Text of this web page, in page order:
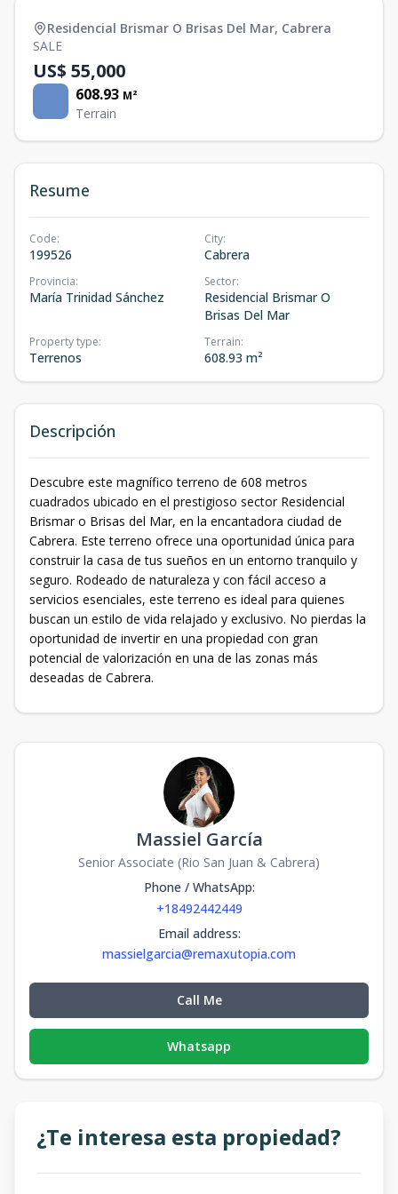
Residencial Brismar O Brisas Del Mar, Cabrera
SALE
US$ 55,000
608.93 M²
Terrain
Resume
Code:
199526
City:
Cabrera
Provincia:
María Trinidad Sánchez
Sector:
Residencial Brismar O
Brisas Del Mar
Property type:
Terrenos
Terrain:
608.93 m²
Descripción
Descubre este magnífico terreno de 608 metros
cuadrados ubicado en el prestigioso sector Residencial
Brismar o Brisas del Mar, en la encantadora ciudad de
Cabrera. Este terreno ofrece una oportunidad única para
construir la casa de tus sueños en un entorno tranquilo y
seguro. Rodeado de naturaleza y con fácil acceso a
servicios esenciales, este terreno es ideal para quienes
buscan un estilo de vida relajado y exclusivo. No pierdas la
oportunidad de invertir en una propiedad con gran
potencial de valorización en una de las zonas más
deseadas de Cabrera.
Massiel García
Senior Associate (Rio San Juan & Cabrera)
Phone / WhatsApp:
+18492442449
Email address:
massielgarcia@remaxutopia.com
Call Me
Whatsapp
¿Te interesa esta propiedad?